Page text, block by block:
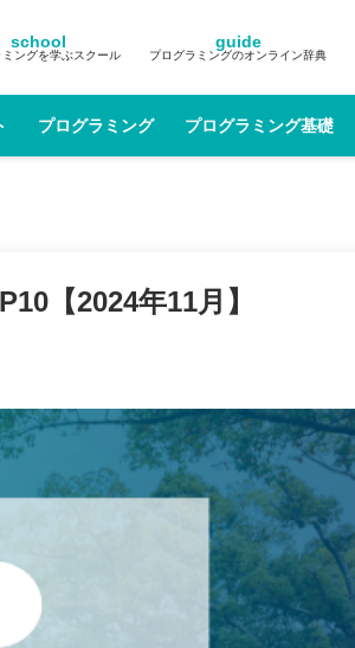
school
ミングを学ぶスクール
guide
プログラミングのオンライン辞典
プログラミング プログラミング基礎
【2024年11月】